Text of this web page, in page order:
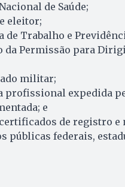
de Saúde;
eleitor;
de Trabalho e
da Permissão para
militar;
profissional expedida
e
de registro e
públicas federais,